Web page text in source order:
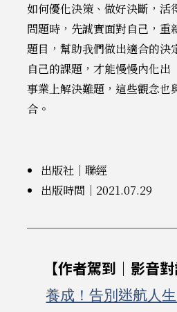
如何優化決策、做好決斷，活
問題時，先誠實面對自己，重
題目，幫助我們做出適合的決
自己的課題，才能慢慢內化出
事業上解決難題，這些觀念也
合。
出版社｜聯經
出版時間｜2021.07.29
【作者駕到｜影音對
養成！告別迷航人